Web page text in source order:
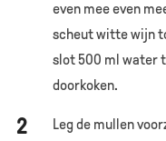
even mee even
scheut witte wijn
slot 500 ml water
doorkoken.
Leg de mullen